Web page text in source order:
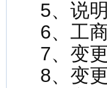
5、说明
6、工商
7、变更
8、变更